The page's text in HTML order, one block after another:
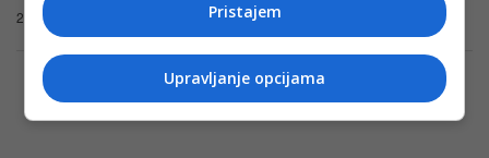
27.03.2025 Pristajem
Upravljanje opcijama